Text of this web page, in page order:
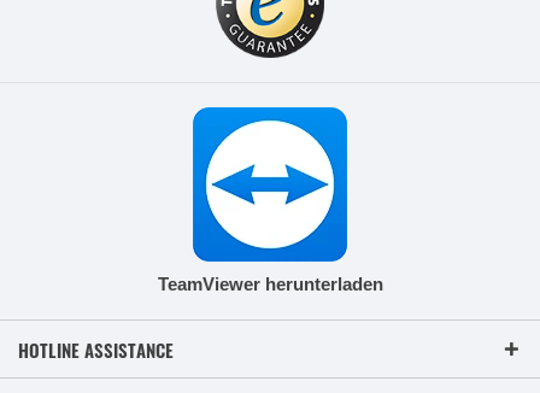
TeamViewer herunterladen
HOTLINE ASSISTANCE